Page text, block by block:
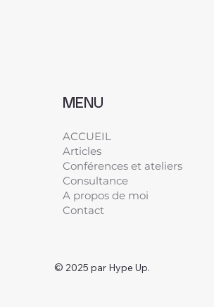
MENU
ACCUEIL
Articles
Conférences et ateliers
Consultance
A propos de moi
Contact
© 2025 par Hype Up.